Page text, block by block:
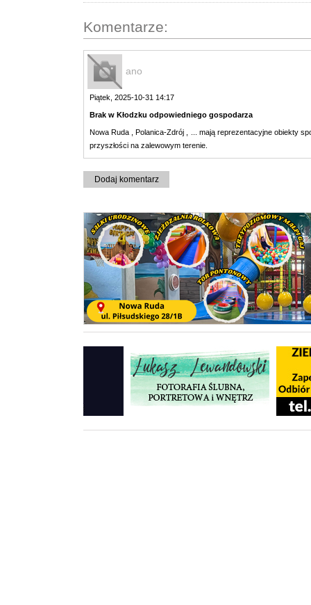
Komentarze:
ano
Piątek, 2025-10-31 14:17
Brak w Kłodzku odpowiedniego gospodarza
Nowa Ruda , Polanica-Zdrój , ... mają reprezentacyjne obiekty
przyszłości na zalewowym terenie.
Dodaj komentarz